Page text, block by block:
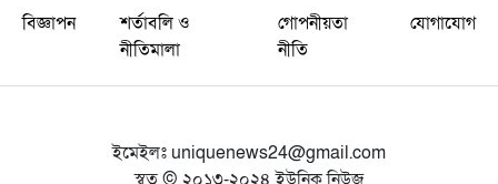
বিজ্ঞাপন
শর্তাবলি ও
নীতিমালা
গোপনীয়তা
নীতি
যোগাযোগ
ইমেইলঃ uniquenews24@gmail.com